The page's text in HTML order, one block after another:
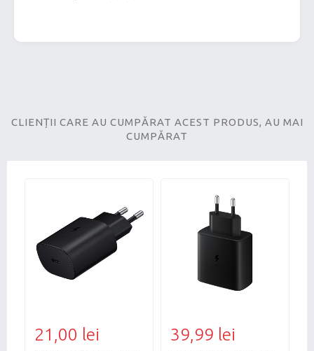
CLIENȚII CARE AU CUMPĂRAT ACEST PRODUS, AU MAI
CUMPĂRAT
21,00 lei 39,99 lei